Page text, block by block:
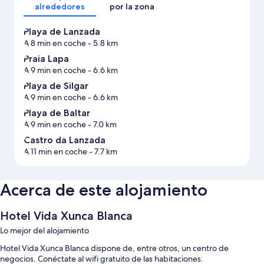
alrededores
por la zona
Playa de Lanzada
A 8 min en coche- 5.8 km
Praia Lapa
A 9 min en coche- 6.6 km
Playa de Silgar
A 9 min en coche- 6.6 km
Playa de Baltar
A 9 min en coche- 7.0 km
Castro da Lanzada
A 11 min en coche- 7.7 km
Acerca de este alojamiento
Hotel Vida Xunca Blanca
Lo mejor del alojamiento
Hotel Vida Xunca Blanca dispone de, entre otros, un centro de
negocios. Conéctate al wifi gratuito de las habitaciones.